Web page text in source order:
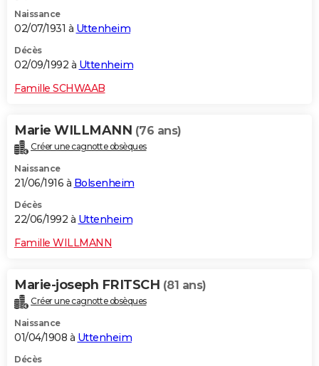
Naissance
02/07/1931 à Uttenheim
Décès
02/09/1992 à Uttenheim
Famille SCHWAAB
Marie WILLMANN (76 ans)
Créer une cagnotte obsèques
Naissance
21/06/1916 à Bolsenheim
Décès
22/06/1992 à Uttenheim
Famille WILLMANN
Marie-joseph FRITSCH (81 ans)
Créer une cagnotte obsèques
Naissance
01/04/1908 à Uttenheim
Décès